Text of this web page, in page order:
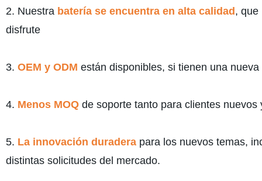
2. Nuestrabatería se encuentra en alta calidad , que
disfrute
3. OEM y ODM están disponibles, si tienen una
4. Menos MOQde soporte tanto para clientes nuevos
5. La innovación duraderapara los nuevos temas,
distintas solicitudes del mercado.